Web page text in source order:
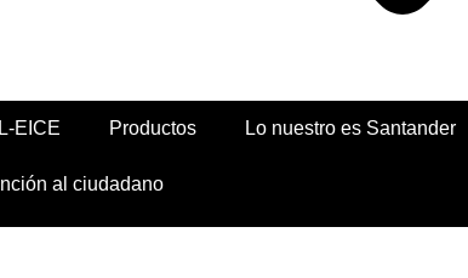
EICE Productos Lo nuestro es Santander
al ciudadano